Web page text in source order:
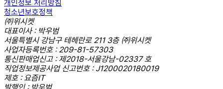
개인정보 처리방침
청소년보호정책
㈜위시켓
대표이사 : 박우범
서울특별시 강남구 테헤란로 211 3층 ㈜위시켓
사업자등록번호 : 209-81-57303
통신판매업신고 : 제2018-서울강남-02337 호
직업정보제공사업 신고번호 : J1200020180019
제호 : 요즘IT